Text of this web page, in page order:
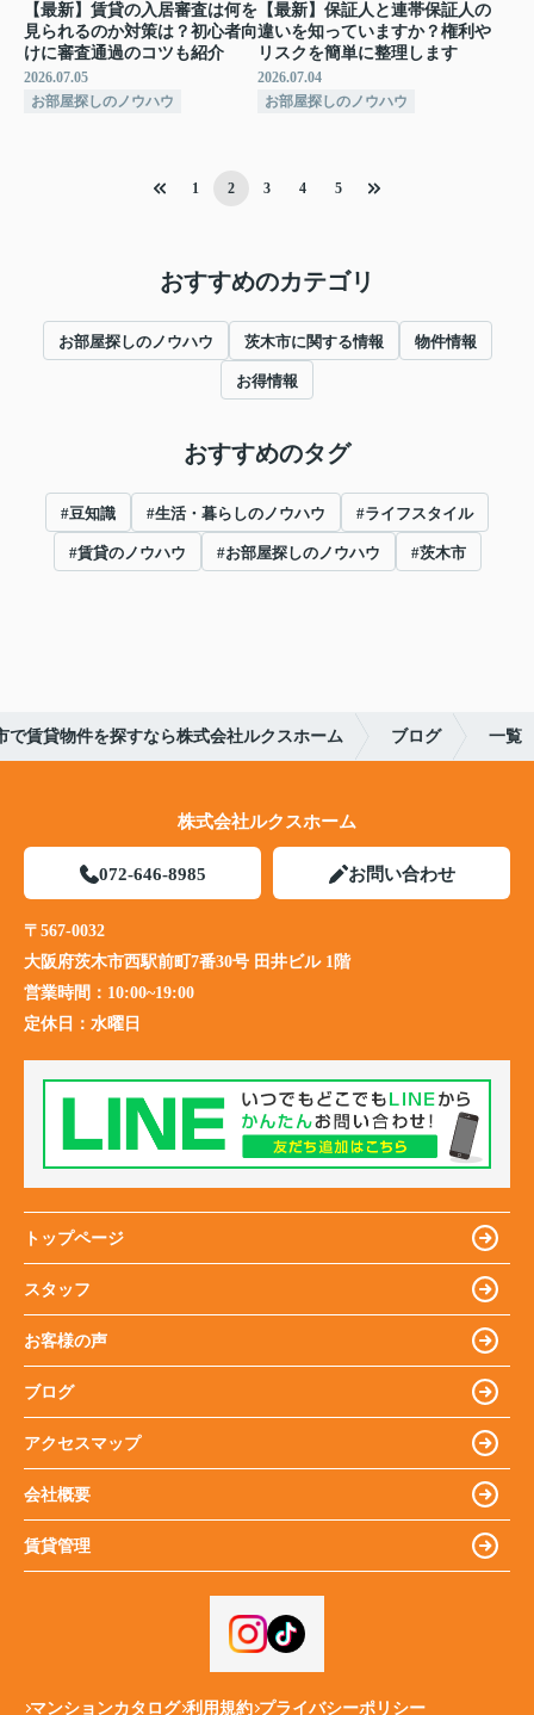
【最新】賃貸の入居審査は何を
見られるのか対策は？初心者向
けに審査通過のコツも紹介
2026.07.05
お部屋探しのノウハウ
【最新】保証人と連帯保証人の
違いを知っていますか？権利や
リスクを簡単に整理します
2026.07.04
お部屋探しのノウハウ
1 2 3 4 5
おすすめのカテゴリ
お部屋探しのノウハウ 茨木市に関する情報 物件情報
お得情報
おすすめのタグ
#豆知識 #生活・暮らしのノウハウ #ライフスタイル
#賃貸のノウハウ #お部屋探しのノウハウ #茨木市
で賃貸物件を探すなら株式会社ルクスホーム ブログ 一覧
株式会社ルクスホーム
072-646-8985 お問い合わせ
〒567-0032
大阪府茨木市西駅前町7番30号 田井ビル 1階
営業時間： 10:00~19:00
定休日： 水曜日
トップページ
スタッフ
お客様の声
ブログ
アクセスマップ
会社概要
賃貸管理
マンションカタログ 利用規約 プライバシーポリシー